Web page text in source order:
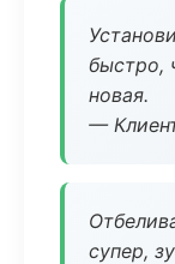
быстро,
новая.
—
супер,